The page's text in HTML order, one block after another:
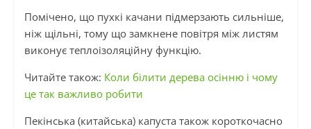
Помічено, що пухкі качани підмерзають сильніше,
ніж щільні, тому що замкнене повітря між листям
виконує теплоізоляційну функцію.
Читайте також: Коли білити дерева осінню і чому
це так важливо робити
Пекінська (китайська) капуста також короткочасно